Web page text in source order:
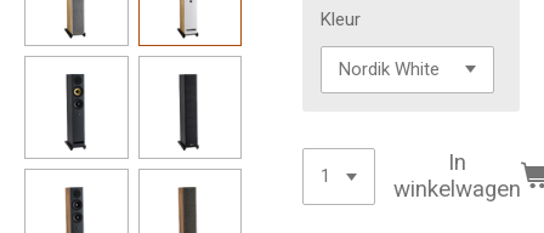
Kleur
In
winkelwagen